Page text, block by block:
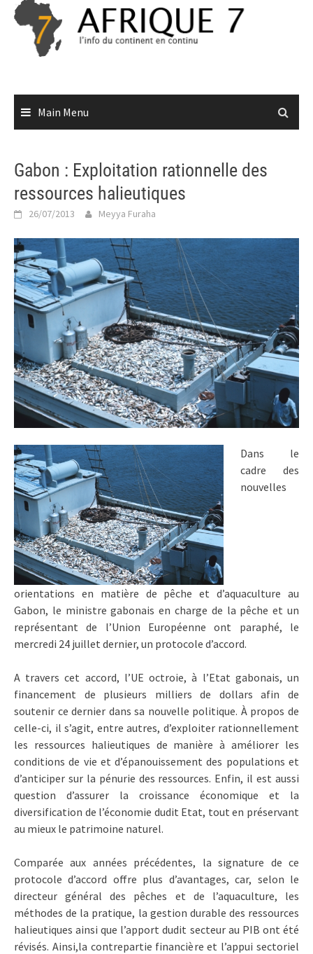
Skip
content
Main Menu
Gabon : Exploitation rationnelle des
ressources halieutiques
26/07/2013 Meyya Furaha
Dans le
cadre des
nouvelles
orientations en matière de pêche et d’aquaculture au
Gabon, le ministre gabonais en charge de la pêche et un
représentant de l’Union Européenne ont paraphé, le
mercredi 24 juillet dernier, un protocole d’accord.
A travers cet accord, l’UE octroie, à l’Etat gabonais, un
financement de plusieurs milliers de dollars afin de
soutenir ce dernier dans sa nouvelle politique. À propos de
celle-ci, il s’agit, entre autres, d’exploiter rationnellement
les ressources halieutiques de manière à améliorer les
conditions de vie et d’épanouissement des populations et
d’anticiper sur la pénurie des ressources. Enfin, il est aussi
question d’assurer la croissance économique et la
diversification de l’économie dudit Etat, tout en préservant
au mieux le patrimoine naturel.
Comparée aux années précédentes, la signature de ce
protocole d’accord offre plus d’avantages, car, selon le
directeur général des pêches et de l’aquaculture, les
méthodes de la pratique, la gestion durable des ressources
halieutiques ainsi que l’apport dudit secteur au PIB ont été
révisés. Ainsi,la contrepartie financière et l’appui sectoriel